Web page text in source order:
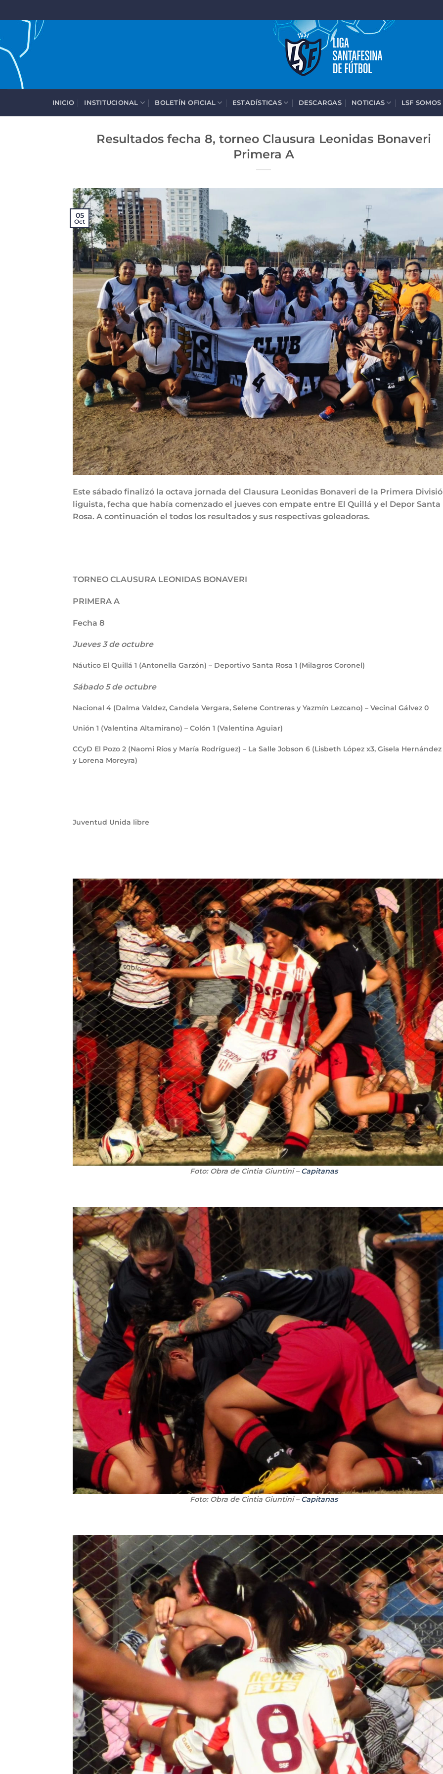
contenido
INICIO INSTITUCIONAL BOLETÍN OFICIAL ESTADÍSTICAS DESCARGAS NOTICIAS LSF
Resultados fecha 8, torneo Clausura Leonidas Bonaveri
Primera A
05
Oct
Este sábado finalizó la octava jornada del Clausura Leonidas Bonaveri de la Primera
liguista, fecha que había comenzado el jueves con empate entre El Quillá y el Depor Santa
Rosa. A continuación el todos los resultados y sus respectivas goleadoras.
TORNEO CLAUSURA LEONIDAS BONAVERI
PRIMERA A
Fecha 8
Jueves 3 de octubre
Náutico El Quillá 1 (Antonella Garzón) – Deportivo Santa Rosa 1 (Milagros Coronel)
Sábado 5 de octubre
Nacional 4 (Dalma Valdez, Candela Vergara, Selene Contreras y Yazmín Lezcano) – Vecinal Gálvez 0
Unión 1 (Valentina Altamirano) – Colón 1 (Valentina Aguiar)
CCyD El Pozo 2 (Naomi Ríos y María Rodríguez) – La Salle Jobson 6 (Lisbeth López x3, Gisela Hernández
y Lorena Moreyra)
Juventud Unida libre
Foto: Obra de Cintia Giuntini – Capitanas
Foto: Obra de Cintia Giuntini – Capitanas